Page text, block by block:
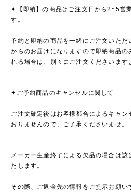
✦【即納】の商品はご注文日から2~5営
す。
予約と即納の商品を一緒にご注文いただ
からのお届けになりますので即納商品の
れる場合は、別々にご注文くださいます
✦ご予約商品のキャンセルに関して
ご注文確定後はお客様都合によるキャン
おりませんので、ご了承くださいませ。
メーカー生産終了による欠品の場合は該
たします。
その際、ご返金先の情報をご提示お願い